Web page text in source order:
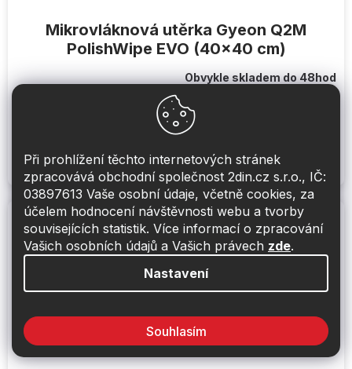
Při prohlížení těchto internetových stránek
zpracovává obchodní společnost 2din.cz s.r.o., IČ:
03897613 Vaše osobní údaje, včetně cookies, za
účelem hodnocení návštěvnosti webu a tvorby
souvisejících statistik. Více informací o zpracování
Vašich osobních údajů a Vašich právech zde.
Nastavení
Souhlasím
Mikrovláknová utěrka Gyeon Q2M
PolishWipe EVO (40x40 cm)
Obvykle skladem do 48hod
Bezrantlová utěrka na stírání past, premiové mikrovlákno,
40x40 cm